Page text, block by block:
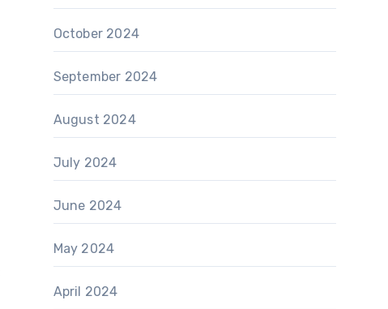
October 2024
September 2024
August 2024
July 2024
June 2024
May 2024
April 2024